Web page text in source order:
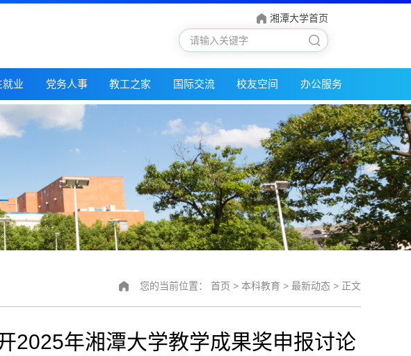
湘潭大学首页
就业 党务人事 教工之家 国际交流 校友空间 办公服务
您的当前位置： 首页 > 本科教育 > 最新动态 > 正文
2025年湘潭大学教学成果奖申报讨论